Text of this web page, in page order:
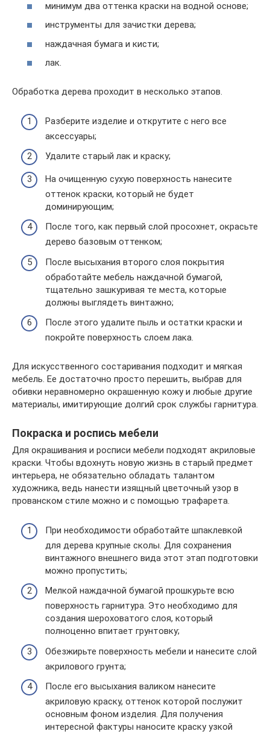
минимум два оттенка краски на водной основе;
инструменты для зачистки дерева;
наждачная бумага и кисти;
лак.
Обработка дерева проходит в несколько этапов.
Разберите изделие и открутите с него все
аксессуары;
Удалите старый лак и краску;
На очищенную сухую поверхность нанесите
оттенок краски, который не будет
доминирующим;
После того, как первый слой просохнет, окрасьте
дерево базовым оттенком;
После высыхания второго слоя покрытия
обработайте мебель наждачной бумагой,
тщательно зашкуривая те места, которые
должны выглядеть винтажно;
После этого удалите пыль и остатки краски и
покройте поверхность слоем лака.
Для искусственного состаривания подходит и мягкая
мебель. Ее достаточно просто перешить, выбрав для
обивки неравномерно окрашенную кожу и любые другие
материалы, имитирующие долгий срок службы гарнитура.
Покраска и роспись мебели
Для окрашивания и росписи мебели подходят акриловые
краски. Чтобы вдохнуть новую жизнь в старый предмет
интерьера, не обязательно обладать талантом
художника, ведь нанести изящный цветочный узор в
прованском стиле можно и с помощью трафарета.
При необходимости обработайте шпаклевкой
для дерева крупные сколы. Для сохранения
винтажного внешнего вида этот этап подготовки
можно пропустить;
Мелкой наждачной бумагой прошкурьте всю
поверхность гарнитура. Это необходимо для
создания шероховатого слоя, который
полноценно впитает грунтовку;
Обезжирьте поверхность мебели и нанесите слой
акрилового грунта;
После его высыхания валиком нанесите
акриловую краску, оттенок которой послужит
основным фоном изделия. Для получения
интересной фактуры наносите краску узкой